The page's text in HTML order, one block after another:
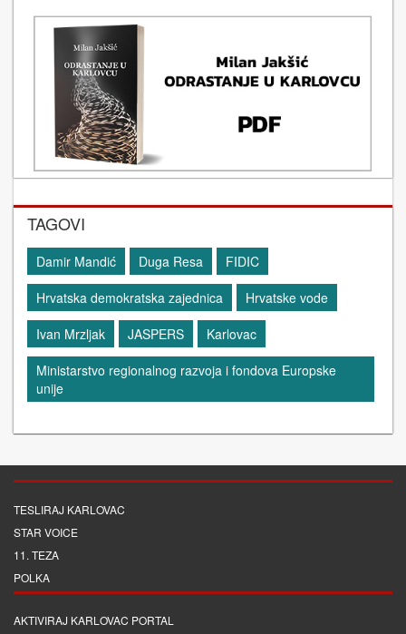
TAGOVI
Damir Mandić Duga Resa
FIDIC
Hrvatska demokratska zajednica
Hrvatske vode
Ivan Mrzljak
JASPERS
Karlovac
Ministarstvo regionalnog razvoja i fondova Europske
unije
TESLIRAJ KARLOVAC
STAR VOICE
11. TEZA
POLKA
AKTIVIRAJ KARLOVAC PORTAL